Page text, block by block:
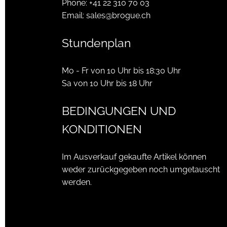
Phone: +41 22 310 70 03
Email: sales@brogue.ch
Stundenplan
Mo - Fr von 10 Uhr bis 18:30 Uhr
Sa von 10 Uhr bis 18 Uhr
BEDINGUNGEN UND
KONDITIONEN
Im Ausverkauf gekaufte Artikel können
weder zurückgegeben noch umgetauscht
werden.